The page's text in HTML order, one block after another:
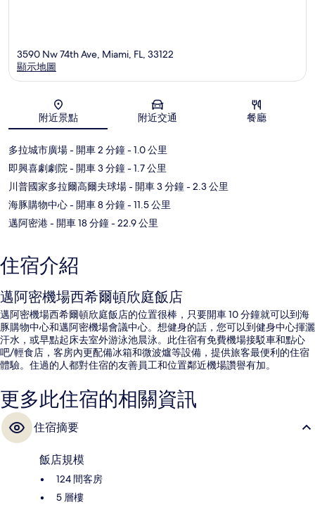
地圖
3590 Nw 74th Ave, Miami, FL, 33122
顯示地圖
附近景點 附近交通 餐廳
多拉城市廣場- 開車 2 分鐘- 1.0 公里
即興喜劇劇院- 開車 3 分鐘- 1.7 公里
川普國家多拉爾高爾夫球場- 開車 3 分鐘- 2.3 公里
海豚購物中心- 開車 8 分鐘- 11.5 公里
邁阿密港- 開車 18 分鐘- 22.9 公里
住宿介紹
邁阿密機場西希爾頓欣庭飯店
邁阿密機場西希爾頓欣庭飯店的位置很棒，只要開車 10 分鐘就可以到海
豚購物中心和邁阿密機場會議中心。想健身的話，您可以到健身中心揮灑
汗水，或早點起床去室外游泳池晨泳。此住宿有免費機場接駁車和點心
吧/輕食店，客房內更配備冰箱和微波爐等設備，提供旅客最便利的住宿
體驗。住過的人都對住宿的友善員工和位置鄰近機場讚譽有加。
更多此住宿的相關資訊
住宿摘要
飯店規模
124 間客房
5 層樓